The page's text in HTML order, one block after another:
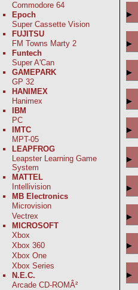
Commodore 64
Epoch
Super Cassette Vision
FUJITSU
FM Towns Marty 2
Funtech
Super A'Can
GAMEPARK
GP 32
HANIMEX
Hanimex
IBM
PC
IMTC
MPT-05
LEAPFROG
Leapster Learning Game
System
MATTEL
Intellivision
MB Electronics
Microvision
Vectrex
MICROSOFT
Xbox
Xbox 360
Xbox One
Xbox Series
N.E.C.
Arcade CD-ROMÂ²